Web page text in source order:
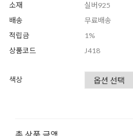
소재
실버925
배송
무료배송
적립금
1%
상품코드
J418
색상